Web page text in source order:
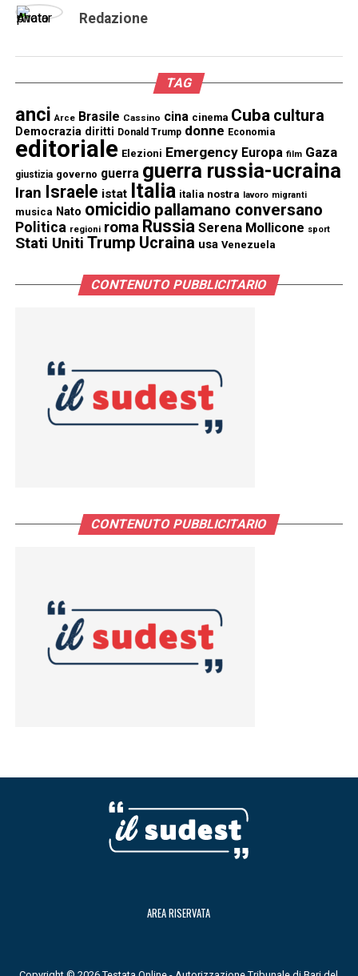
Redazione
TAG
anci Arce Brasile Cassino cina cinema Cuba cultura
Democrazia diritti Donald Trump donne Economia
editoriale Elezioni Emergency Europa film Gaza
giustizia governo guerra guerra russia-ucraina
Iran Israele istat Italia italia nostra lavoro migranti
musica Nato omicidio pallamano conversano
Politica regioni roma Russia Serena Mollicone sport
Stati Uniti Trump Ucraina usa Venezuela
CONTENUTO PUBBLICITARIO
CONTENUTO PUBBLICITARIO
AREA RISERVATA